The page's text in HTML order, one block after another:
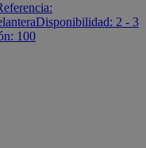
Disponibilidad: 2 - 3
100